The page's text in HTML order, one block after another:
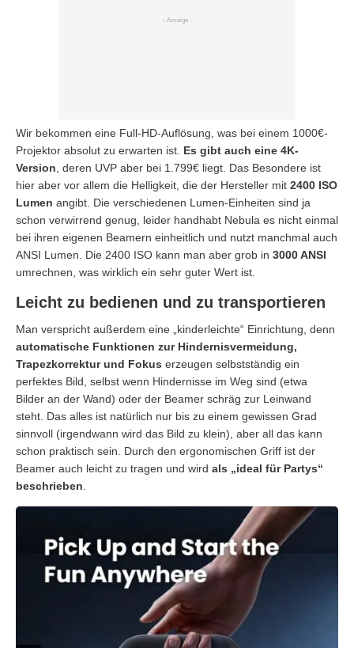
Wir bekommen eine Full-HD-Auflösung, was bei einem 1000€-
Projektor absolut zu erwarten ist. Es gibt auch eine 4K-
Version, deren UVP aber bei 1.799€ liegt. Das Besondere ist
hier aber vor allem die Helligkeit, die der Hersteller mit 2400 ISO
Lumen angibt. Die verschiedenen Lumen-Einheiten sind ja
schon verwirrend genug, leider handhabt Nebula es nicht einmal
bei ihren eigenen Beamern einheitlich und nutzt manchmal auch
ANSI Lumen. Die 2400 ISO kann man aber grob in 3000 ANSI
umrechnen, was wirklich ein sehr guter Wert ist.
Leicht zu bedienen und zu transportieren
Man verspricht außerdem eine „kinderleichte“ Einrichtung, denn
automatische Funktionen zur Hindernisvermeidung,
Trapezkorrektur und Fokus erzeugen selbstständig ein
perfektes Bild, selbst wenn Hindernisse im Weg sind (etwa
Bilder an der Wand) oder der Beamer schräg zur Leinwand
steht. Das alles ist natürlich nur bis zu einem gewissen Grad
sinnvoll (irgendwann wird das Bild zu klein), aber all das kann
schon praktisch sein. Durch den ergonomischen Griff ist der
Beamer auch leicht zu tragen und wird als „ideal für Partys“
beschrieben.